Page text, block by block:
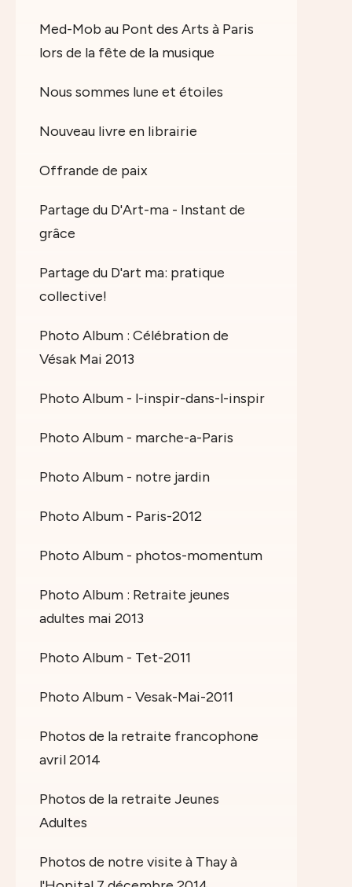
Med-Mob au Pont des Arts à Paris
lors de la fête de la musique
Nous sommes lune et étoiles
Nouveau livre en librairie
Offrande de paix
Partage du D'Art-ma - Instant de
grâce
Partage du D'art ma: pratique
collective!
Photo Album : Célébration de
Vésak Mai 2013
Photo Album - l-inspir-dans-l-inspir
Photo Album - marche-a-Paris
Photo Album - notre jardin
Photo Album - Paris-2012
Photo Album - photos-momentum
Photo Album : Retraite jeunes
adultes mai 2013
Photo Album - Tet-2011
Photo Album - Vesak-Mai-2011
Photos de la retraite francophone
avril 2014
Photos de la retraite Jeunes
Adultes
Photos de notre visite à Thay à